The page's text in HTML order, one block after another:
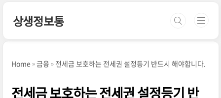
상생정보통
Home 금융 전세금 보호하는 전세권 설정등기 반드시 해야합니다.
전세금 보호하는 전세권 설정등기 반